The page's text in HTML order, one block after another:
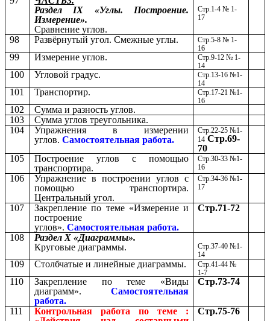
Раздел IХ «Углы. Построение.
Измерение».
Сравнение углов.
Стр.1-4 № 1-
17
98 Развёрнутый угол. Смежные углы.
Стр.5-8 № 1-
16
99 Измерение углов.
Стр.9-12 № 1-
14
100 Угловой градус.
Стр.13-16 №1-
14
101 Транспортир.
Стр.17-21 №1-
16
102
Сумма и разность углов.
103
Сумма углов треугольника.
104
Упражнения в измерении
углов. Самостоятельная работа.
Стр.22-25 №1-
14 Стр.69-
70
105
Построение углов с помощью
транспортира.
Стр.30-33 №1-
16
106
Упражнение в построении углов с
помощью транспортира.
Центральный угол.
Стр.34-36 №1-
17
107
Закрепление по теме «Измерение и
построение
углов». Самостоятельная работа.
Стр.71-72
108
Раздел Х «Диаграммы».
Круговые диаграммы.
Стр.37-40 №1-
14
109 Столбчатые и линейные диаграммы.
Стр.41-44 №
1-7
110
Закрепление по теме «Виды
диаграмм».
Самостоятельная
работа.
Стр.73-74
111
Контрольная работа по теме :
Стр.75-76